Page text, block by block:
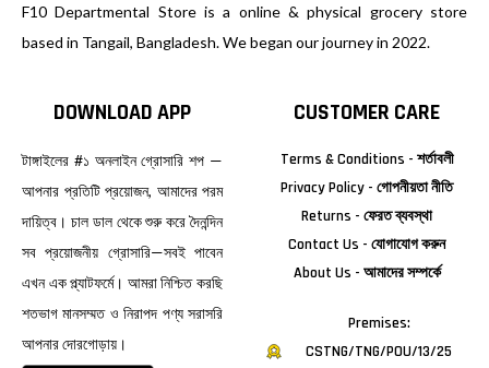
F10 Departmental Store is a online & physical grocery store
based in Tangail, Bangladesh. We began our journey in 2022.
DOWNLOAD APP
টাঙ্গাইলের #১ অনলাইন গ্রোসারি শপ —
আপনার প্রতিটি প্রয়োজন, আমাদের পরম
দায়িত্ব। চাল ডাল থেকে শুরু করে দৈনন্দিন
সব প্রয়োজনীয় গ্রোসারি—সবই পাবেন
এখন এক প্ল্যাটফর্মে। আমরা নিশ্চিত করছি
শতভাগ মানসম্মত ও নিরাপদ পণ্য সরাসরি
আপনার দোরগোড়ায়।
CUSTOMER CARE
Terms & Conditions - শর্তাবলী
Privacy Policy - গোপনীয়তা নীতি
Returns - ফেরত ব্যবস্থা
Contact Us - যোগাযোগ করুন
About Us - আমাদের সম্পর্কে
Premises:
CSTNG/TNG/POU/13/25